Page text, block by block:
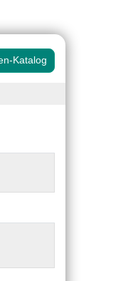
Katalog